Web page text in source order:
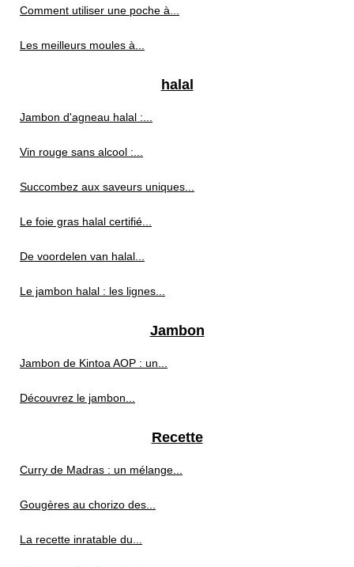
Comment utiliser une poche à...
Les meilleurs moules à...
halal
Jambon d'agneau halal :...
Vin rouge sans alcool :...
Succombez aux saveurs uniques...
Le foie gras halal certifié...
De voordelen van halal...
Le jambon halal : les lignes...
Jambon
Jambon de Kintoa AOP : un...
Découvrez le jambon...
Recette
Curry de Madras : un mélange...
Gougères au chorizo des...
La recette inratable du...